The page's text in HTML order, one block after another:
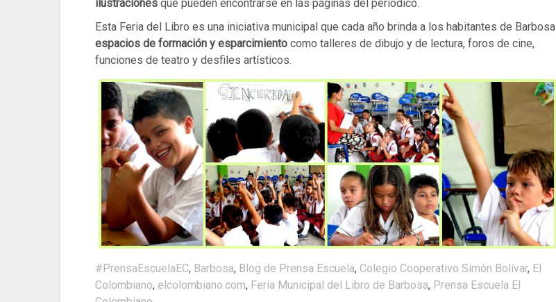
ilustraciones que pueden encontrarse en las páginas del periódico.
Esta Feria del Libro es una iniciativa municipal que cada año brinda a los habitantes de Barbosa
espacios de formación y esparcimiento como talleres de dibujo y de lectura, foros de cine,
funciones de teatro y desfiles artísticos.
#PrensaEscuelaEC, Barbosa, Blog de Prensa Escuela, Colegio Cooperativo Simón Bolívar, El
Colombiano, elcolombiano.com, Feria Municipal del Libro de Barbosa, Prensa Escuela El